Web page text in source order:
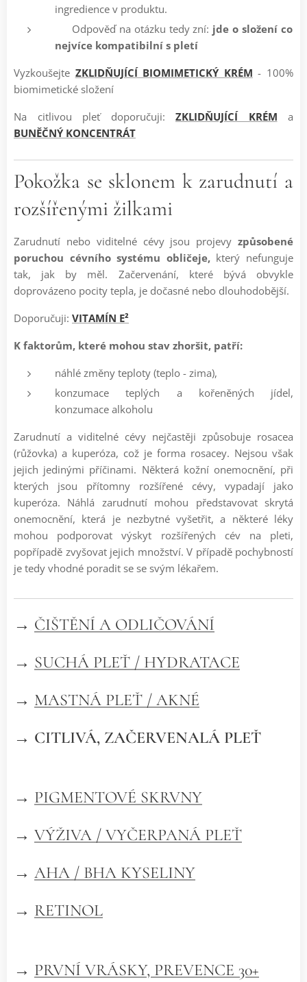
ingredience v produktu.
❗ Odpověď na otázku tedy zní: jde o složení co
nejvíce kompatibilní s pletí ❗
Vyzkoušejte ZKLIDŇUJÍCÍ BIOMIMETICKÝ KRÉM - 100%
biomimetické složení
Na citlivou pleť doporučuji: ZKLIDŇUJÍCÍ KRÉM a
BUNĚČNÝ KONCENTRÁT
Pokožka se sklonem k zarudnutí a
rozšířenými žilkami
Zarudnutí nebo viditelné cévy jsou projevy způsobené
poruchou cévního systému obličeje,který nefunguje
tak, jak by měl. Začervenání, které bývá obvykle
doprovázeno pocity tepla, je dočasné nebo dlouhodobější.
Doporučuji: VITAMÍN E²
K faktorům, které mohou stav zhoršit, patří:
náhlé změny teploty (teplo - zima),
konzumace teplých a kořeněných jídel,
konzumace alkoholu
Zarudnutí a viditelné cévy nejčastěji způsobuje rosacea
(růžovka) a kuperóza, což je forma rosacey. Nejsou však
jejich jedinými příčinami. Některá kožní onemocnění, při
kterých jsou přítomny rozšířené cévy, vypadají jako
kuperóza. Náhlá zarudnutí mohou představovat skrytá
onemocnění, která je nezbytné vyšetřit, a některé léky
mohou podporovat výskyt rozšířených cév na pleti,
popřípadě zvyšovat jejich množství. V případě pochybností
je tedy vhodné poradit se se svým lékařem.
→ ČIŠTĚNÍ A ODLIČOVÁNÍ
→ SUCHÁ PLEŤ / HYDRATACE
→ MASTNÁ PLEŤ / AKNÉ
→ CITLIVÁ, ZAČERVENALÁ PLEŤ
→ PIGMENTOVÉ SKRVNY
→ VÝŽIVA / VYČERPANÁ PLEŤ
→ AHA / BHA KYSELINY
→ RETINOL
→ PRVNÍ VRÁSKY, PREVENCE 30+